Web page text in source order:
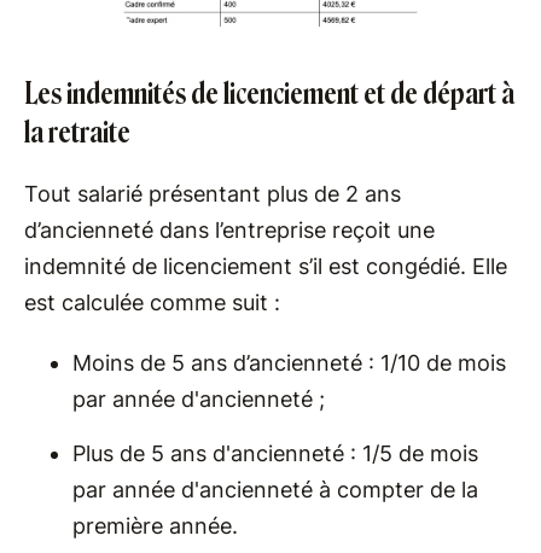
Les indemnités de licenciement et de départ à
la retraite
Tout salarié présentant plus de 2 ans
d’ancienneté dans l’entreprise reçoit une
indemnité de licenciement s’il est congédié. Elle
est calculée comme suit :
Moins de 5 ans d’ancienneté : 1/10 de mois
par année d'ancienneté ;
Plus de 5 ans d'ancienneté : 1/5 de mois
par année d'ancienneté à compter de la
première année.